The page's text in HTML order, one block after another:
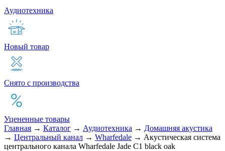
Аудиотехника
Новый товар
Снято с производства
Уцененные товары
Главная → Каталог → Аудиотехника → Домашняя акустика
→ Центральный канал → Wharfedale → Акустическая система
центрального канала Wharfedale Jade C1 black oak